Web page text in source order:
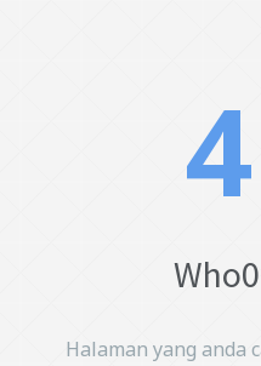
4
Halaman yang anda